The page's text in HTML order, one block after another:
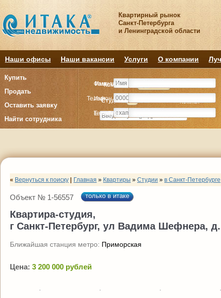
Квартирный рынок
Санкт-Петербурга
и Ленинградской области
Наши офисы Наши вакансии Услуги О компании
Купить
Продать
Оставить заявку
Найти сотрудника
Комнату
Студия Комнат
Комнату
Студия Комнат
Имя
Телефон
E-mail
Фамилия
Имя
Телефон
« Вернуться к поиску Главная » Квартиры » Студии » в Санкт-Петербурге
Объект № 1-56557 только в итаке
Квартира-студия,
г Санкт-Петербург, ул Вадима Шефнера,
Ближайшая станция метро: Приморская
Цена: 3 200 000 рублей